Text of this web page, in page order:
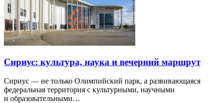
Сириус: культура, наука и вечерний маршрут
Сириус — не только Олимпийский парк, а развивающаяся
федеральная территория с культурными, научными
и образовательными…